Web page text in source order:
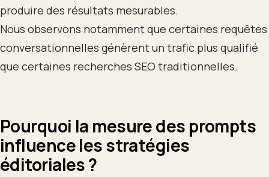
produire des résultats mesurables.
Nous observons notamment que certaines requêtes
conversationnelles génèrent un trafic plus qualifié
que certaines recherches SEO traditionnelles.
Pourquoi la mesure des prompts
influence les stratégies
éditoriales ?